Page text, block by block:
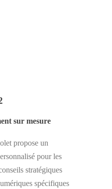
sur mesure
propose un
pour les
stratégiques
spécifiques